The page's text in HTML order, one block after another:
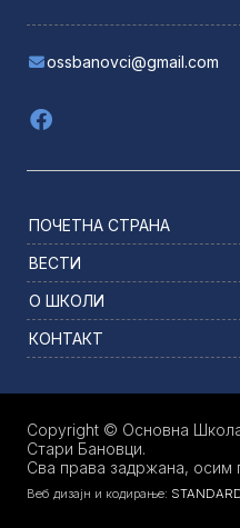
ossbanovci@gmail.com
ПОЧЕТНА СТРАНА
ВЕСТИ
О ШКОЛИ
КОНТАКТ
Copyright © Основна
Стари Бановци.
Сва права задржана, осим
Веб дизајн и кодирање: